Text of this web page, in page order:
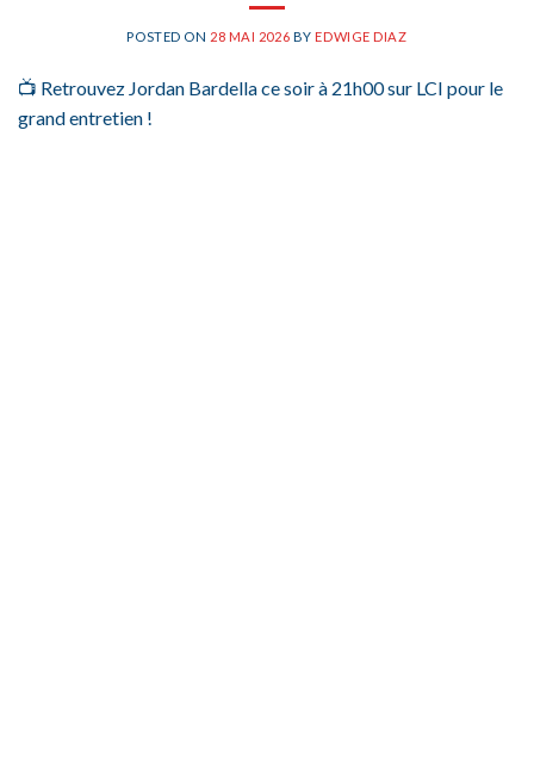
POSTED ON 28 MAI 2026 BYEDWIGE DIAZ
📺 Retrouvez Jordan Bardella ce soir à 21h00 sur LCI pour le
grand entretien !